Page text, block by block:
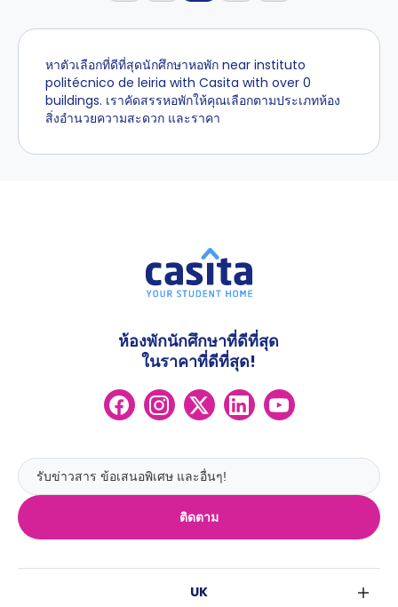
หาตัวเลือกที่ดีที่สุดนักศึกษาหอพัก near instituto
politécnico de leiria with Casita with over 0
buildings. เราคัดสรรหอพักให้คุณเลือกตามประเภทห้อง
สิ่งอำนวยความสะดวก และราคา
ติดตาม
ห้องพักนักศึกษาที่ดีที่สุด
ในราคาที่ดีที่สุด!
UK